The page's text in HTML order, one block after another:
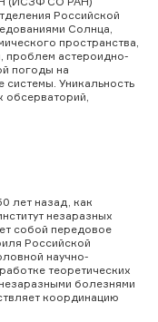
Российской
Солнца,
пространства,
проблем астероидно-
погоды на
системы. Уникальность
обсерваторий,
лет назад, как
незаразных
собой передовое
Российской
научно-
теоретических
болезнями
координацию